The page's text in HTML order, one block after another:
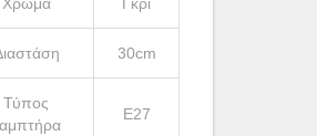
Χρώμα Γκρί
30cm
Τύπος
Ε27